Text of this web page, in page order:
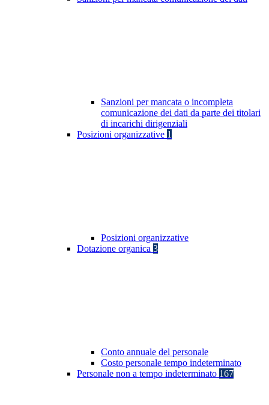
Sanzioni per mancata o incompleta
comunicazione dei dati da parte dei titolari
di incarichi dirigenziali
Posizioni organizzative 1
Posizioni organizzative
Dotazione organica 3
Conto annuale del personale
Costo personale tempo indeterminato
Personale non a tempo indeterminato 167